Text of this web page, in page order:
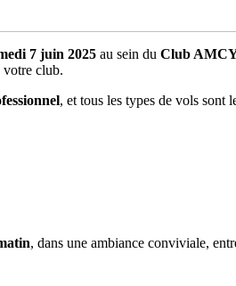
7 juin 2025 au sein du Club
votre club.
, et tous les types de vols sont
, dans une ambiance conviviale,